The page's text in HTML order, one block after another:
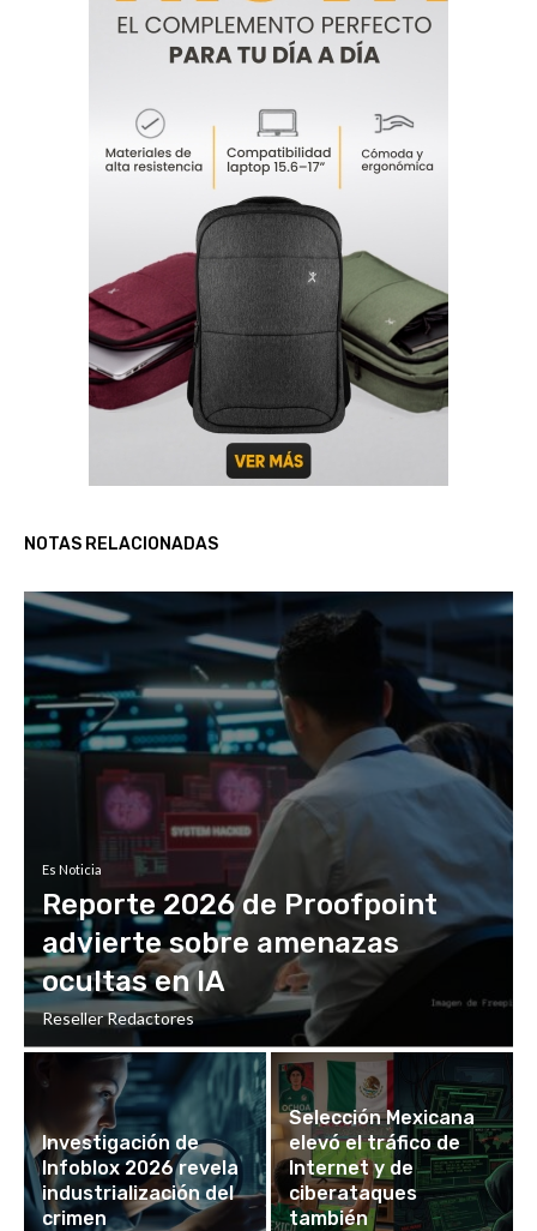
NOTAS RELACIONADAS
Es Noticia
Reporte 2026 de Proofpoint
advierte sobre amenazas
ocultas en IA
Reseller Redactores
Investigación de
Infoblox 2026 revela
industrialización del
crimen
Selección Mexicana
elevó el tráfico de
Internet y de
ciberataques
también